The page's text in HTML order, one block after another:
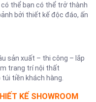
có thể bạn có thể trở thành
bởi thiết kế độc đáo, ấn
sản xuất – thi công – lắp
trang trí nội thất
tiền khách hàng.
KẾ SHOWROOM